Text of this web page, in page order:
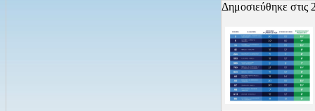
Δημοσιεύθηκε στις